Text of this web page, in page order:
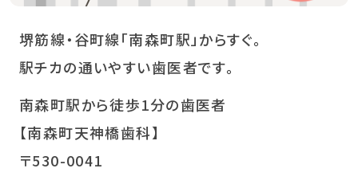
堺筋線・谷町線「南森町駅」からすぐ。
駅チカの通いやすい歯医者です。
南森町駅から徒歩1分の歯医者
【南森町天神橋歯科】
〒530-0041